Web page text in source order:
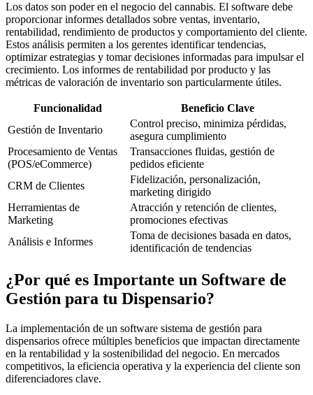
Los datos son poder en el negocio del cannabis. El software debe
proporcionar informes detallados sobre ventas, inventario,
rentabilidad, rendimiento de productos y comportamiento del cliente.
Estos análisis permiten a los gerentes identificar tendencias,
optimizar estrategias y tomar decisiones informadas para impulsar el
crecimiento. Los informes de rentabilidad por producto y las
métricas de valoración de inventario son particularmente útiles.
Funcionalidad
Beneficio Clave
Gestión de Inventario
Control preciso, minimiza pérdidas,
asegura cumplimiento
Procesamiento de Ventas
(POS/eCommerce)
Transacciones fluidas, gestión de
pedidos eficiente
CRM de Clientes
Fidelización, personalización,
marketing dirigido
Herramientas de
Marketing
Atracción y retención de clientes,
promociones efectivas
Análisis e Informes
Toma de decisiones basada en datos,
identificación de tendencias
¿Por qué es Importante un Software de
Gestión para tu Dispensario?
La implementación de un software sistema de gestión para
dispensarios ofrece múltiples beneficios que impactan directamente
en la rentabilidad y la sostenibilidad del negocio. En mercados
competitivos, la eficiencia operativa y la experiencia del cliente son
diferenciadores clave.